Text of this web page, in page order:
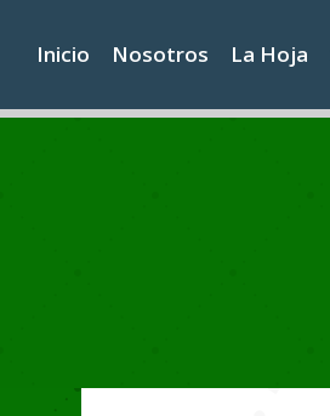
Inicio Nosotros La Hoja